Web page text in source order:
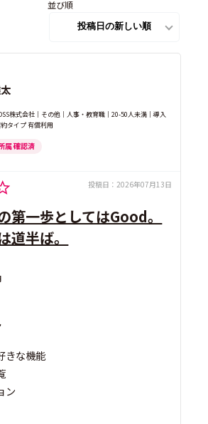
並び順
株式会社｜その他｜人事・教育職｜20-50人未満｜導入
タイプ 有償利用
属 確認済
投稿日： 2026年07月13日
第一歩としてはGood。
道半ば。
きな機能
ン